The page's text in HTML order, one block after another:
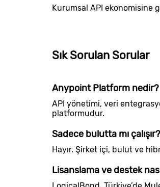
Kurumsal API ekonomisine
Sık Sorulan Sorular
Anypoint Platform nedir?
API yönetimi, veri
platformudur.
Sadece bulutta mı çalışır?
Hayır. Şirket içi, bulut ve
Lisanslama ve destek